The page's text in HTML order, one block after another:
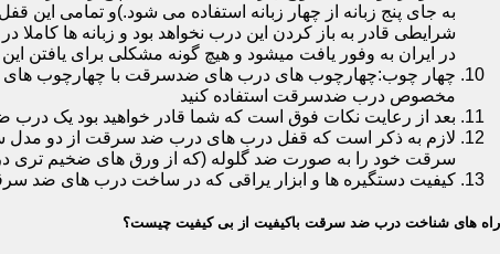
به جای پنج زبانه از چهار زبانه استفاده می شود.)و تمامی
شرایطی قادر به باز کردن این درب نخواهد بود و زبانه ها
در ایران به وفور یافت میشود و هیچ گونه مشکلی برای یافتن
چهار چوب:چهارچوب های درب های ضدسرقت با چهارچوب های
مخصوص درب ضدسرقت استفاده کنید
بعد از رعایت نکات فوق است که شما قادر خواهید بود یک
لازم به ذکر است که قفل درب های درب ضد سرقت از دو مدل
سرقت خود را به صورت ضد گلوله (که از ورق های ضخیم تری
کیفیت دستگیره ها و ابزار یراقی که در ساخت درب های ضد
راه های شناخت درب ضد سرقت باکیفیت از بی کیفیت چیست؟